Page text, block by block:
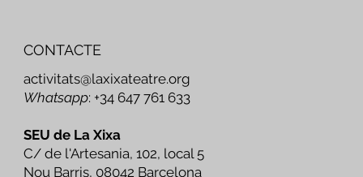
CONTACTE
activitats@laxixateatre.org
Whatsapp: +34 647 761 633
SEU de La Xixa
C/ de l'Artesania, 102, local 5
Nou Barris, 08042 Barcelona